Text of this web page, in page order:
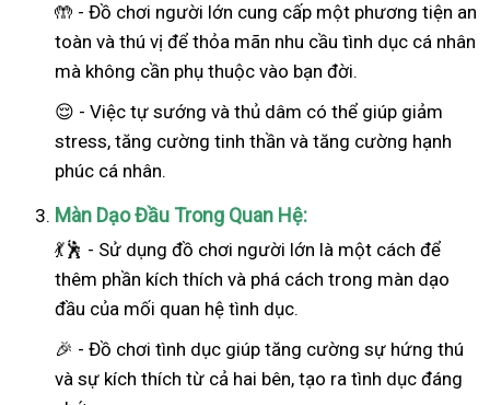
🤲 - Đồ chơi người lớn cung cấp một phương tiện an
toàn và thú vị để thỏa mãn nhu cầu tình dục cá nhân
mà không cần phụ thuộc vào bạn đời.
😌 - Việc tự sướng và thủ dâm có thể giúp giảm
stress, tăng cường tinh thần và tăng cường hạnh
phúc cá nhân.
Màn Dạo Đầu Trong Quan Hệ:
💃🕺 - Sử dụng đồ chơi người lớn là một cách để
thêm phần kích thích và phá cách trong màn dạo
đầu của mối quan hệ tình dục.
🎉 - Đồ chơi tình dục giúp tăng cường sự hứng thú
và sự kích thích từ cả hai bên, tạo ra tình dục đáng